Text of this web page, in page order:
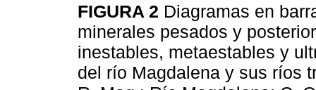
FIGURA 2 Diagramas en
minerales pesados y
inestables, metaestables y
del río Magdalena y sus ríos